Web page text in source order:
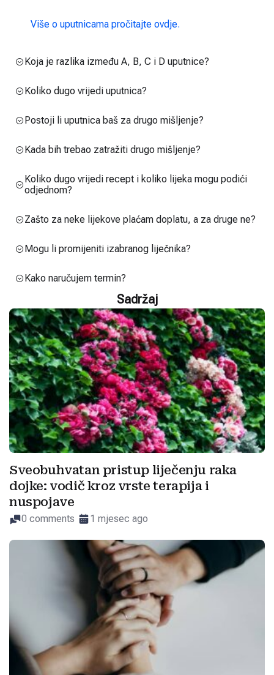
Više o uputnicama pročitajte ovdje.
Koja je razlika između A, B, C i D uputnice?
Koliko dugo vrijedi uputnica?
Postoji li uputnica baš za drugo mišljenje?
Kada bih trebao zatražiti drugo mišljenje?
Koliko dugo vrijedi recept i koliko lijeka mogu podići
odjednom?
Zašto za neke lijekove plaćam doplatu, a za druge ne?
Mogu li promijeniti izabranog liječnika?
Kako naručujem termin?
Sadržaj
Sveobuhvatan pristup liječenju raka
dojke: vodič kroz vrste terapija i
nuspojave
0 comments 1 mjesec ago